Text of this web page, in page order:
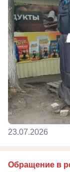
23.07.2026
Обращение в